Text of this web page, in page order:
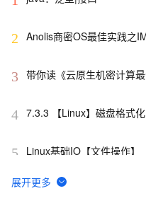
2 Anolis商密OS最佳实践之
3 带你读《云原生机密计算
4 7.3.3 【Linux】磁盘格式化
5 Linux基础IO【文件操作】
6
开源项目推荐：阿里云发